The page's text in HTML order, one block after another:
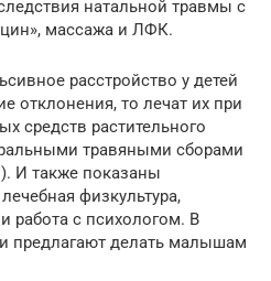
натальной травмы с
массажа и ЛФК.
расстройство у детей
отклонения, то лечат их при
средств растительного
травяными сборами
И также показаны
физкультура,
работа с психологом. В
предлагают делать малышам